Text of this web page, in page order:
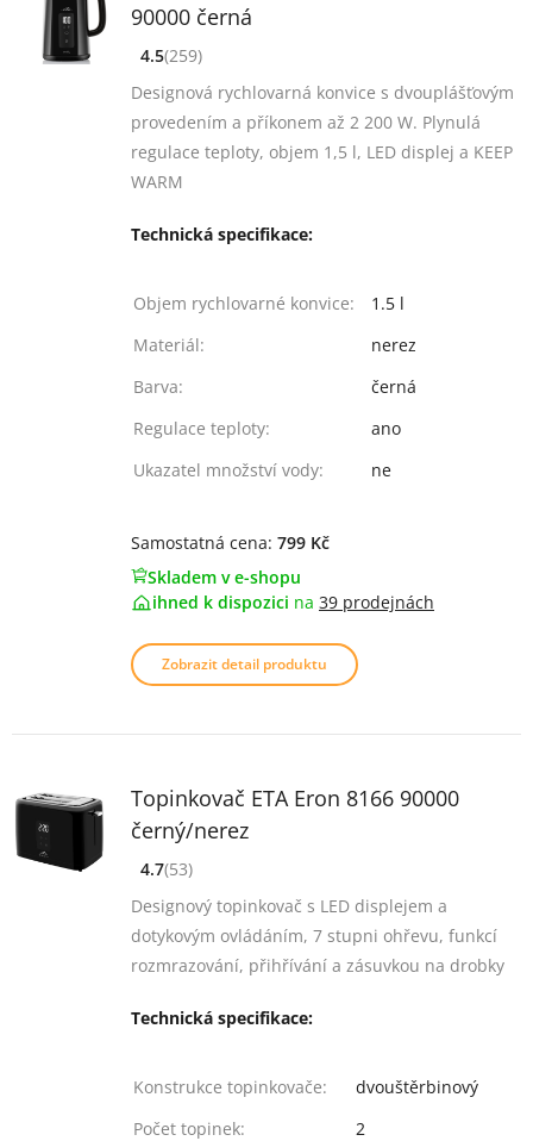
90000 černá
[common_new:review_aria]
([common_new:rating_count] 259)
4.5
z 5
4.5(259)
Designová rychlovarná konvice s dvouplášťovým
provedením a příkonem až 2 200 W. Plynulá
regulace teploty, objem 1,5 l, LED displej a KEEP
WARM
Technická specifikace:
Objem rychlovarné konvice:
1.5 l
Materiál:
nerez
Barva:
černá
Regulace teploty:
ano
Ukazatel množství vody:
ne
Samostatná cena: 799 Kč
Skladem v e-shopu
ihned k dispozici na 39 prodejnách
Zobrazit detail produktu
Topinkovač ETA Eron 8166 90000
černý/nerez
[common_new:review_aria]
([common_new:rating_count] 53)
4.7
z 5
4.7(53)
Designový topinkovač s LED displejem a
dotykovým ovládáním, 7 stupni ohřevu, funkcí
rozmrazování, přihřívání a zásuvkou na drobky
Technická specifikace:
Konstrukce topinkovače:
dvouštěrbinový
Počet topinek:
2